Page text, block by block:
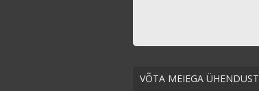
VÕTA MEIEGA ÜHENDUST